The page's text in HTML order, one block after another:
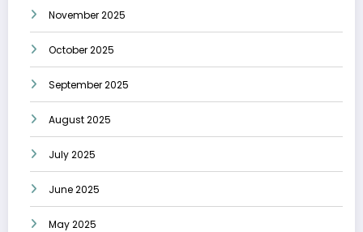
November 2025
October 2025
September 2025
August 2025
July 2025
June 2025
May 2025